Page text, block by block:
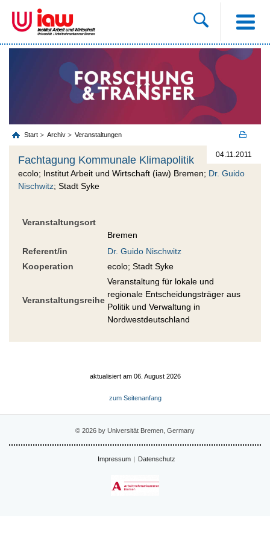
Start Archiv Veranstaltungen
04.11.2011
Fachtagung Kommunale Klimapolitik
ecolo; Institut Arbeit und Wirtschaft (iaw) Bremen; Dr. Guido
Nischwitz; Stadt Syke
Veranstaltungsort
Bremen
Referent/in
Dr. Guido Nischwitz
Kooperation
ecolo; Stadt Syke
Veranstaltungsreihe
Veranstaltung für lokale und
regionale Entscheidungsträger aus
Politik und Verwaltung in
Nordwestdeutschland
aktualisiert am 06. August 2026
zum Seitenanfang
© 2026 by Universität Bremen, Germany
Impressum Datenschutz